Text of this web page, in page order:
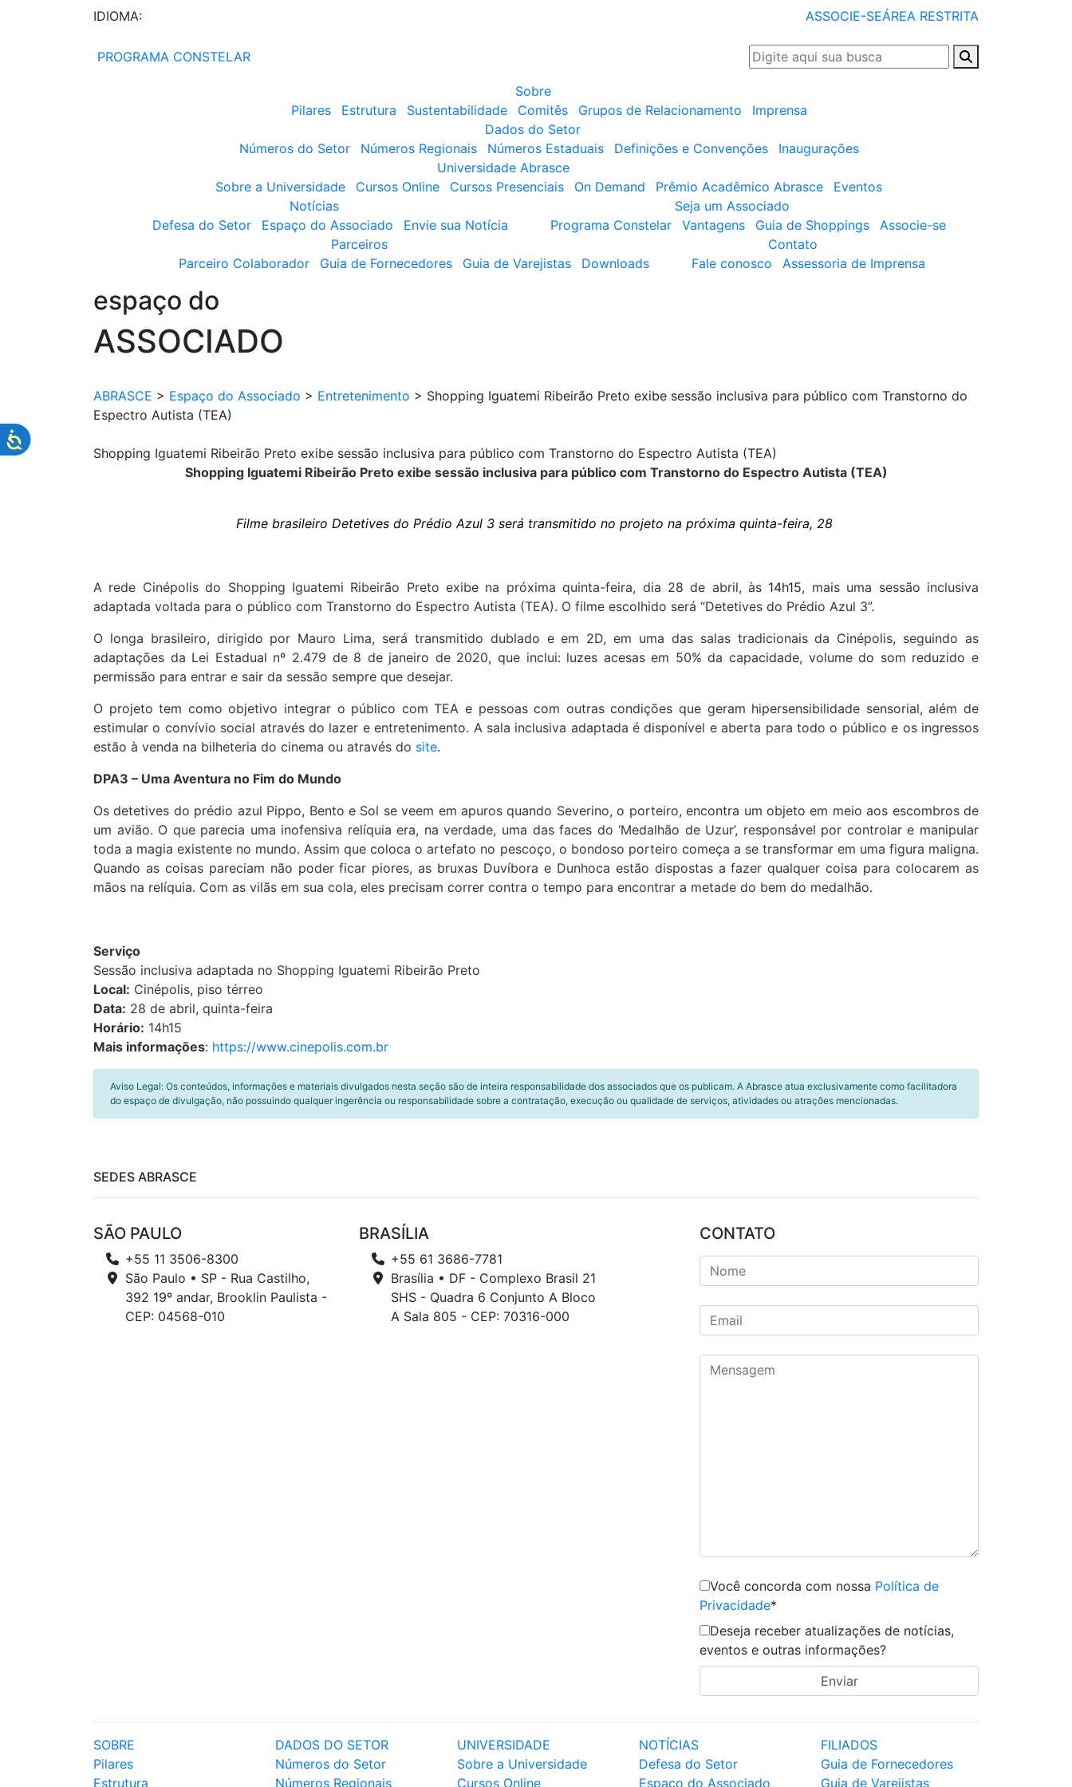
IDIOMA: ASSOCIE-SEÁREA RESTRITA
PROGRAMA CONSTELAR
Sobre
Pilares
Estrutura Sustentabilidade Comitês Grupos de Relacionamento
Imprensa
Dados do Setor
Números do Setor
Números Regionais Números Estaduais Definições e Convenções
Inaugurações
Universidade Abrasce
Sobre a Universidade
Cursos Online Cursos Presenciais On Demand Prêmio Acadêmico Abrasce
Eventos
Notícias
Defesa do Setor
Espaço do Associado Envie sua Notícia
Seja um Associado
Programa Constelar
Vantagens Guia de Shoppings
Associe-se
Parceiros
Parceiro Colaborador
Guia de Fornecedores Guia de Varejistas Downloads
Contato
Fale conosco
Assessoria de Imprensa
espaço do
ASSOCIADO
ABRASCE > Espaço do Associado > Entretenimento > Shopping Iguatemi Ribeirão Preto exibe sessão inclusiva para público com Transtorno do
Espectro Autista (TEA)
Shopping Iguatemi Ribeirão Preto exibe sessão inclusiva para público com Transtorno do Espectro Autista (TEA)
Shopping Iguatemi Ribeirão Preto exibe sessão inclusiva para público com Transtorno do Espectro Autista (TEA)
Filme brasileiro Detetives do Prédio Azul 3 será transmitido no projeto na próxima quinta-feira, 28
A rede Cinépolis do Shopping Iguatemi Ribeirão Preto exibe na próxima quinta-feira, dia 28 de abril, às 14h15, mais uma sessão inclusiva
adaptada voltada para o público com Transtorno do Espectro Autista (TEA). O filme escolhido será “Detetives do Prédio Azul 3”.
O longa brasileiro, dirigido por Mauro Lima, será transmitido dublado e em 2D, em uma das salas tradicionais da Cinépolis, seguindo as
adaptações da Lei Estadual nº 2.479 de 8 de janeiro de 2020, que inclui: luzes acesas em 50% da capacidade, volume do som reduzido e
permissão para entrar e sair da sessão sempre que desejar.
O projeto tem como objetivo integrar o público com TEA e pessoas com outras condições que geram hipersensibilidade sensorial, além de
estimular o convívio social através do lazer e entretenimento. A sala inclusiva adaptada é disponível e aberta para todo o público e os ingressos
estão à venda na bilheteria do cinema ou através do site.
DPA3 – Uma Aventura no Fim do Mundo
Os detetives do prédio azul Pippo, Bento e Sol se veem em apuros quando Severino, o porteiro, encontra um objeto em meio aos escombros de
um avião. O que parecia uma inofensiva relíquia era, na verdade, uma das faces do ‘Medalhão de Uzur’, responsável por controlar e manipular
toda a magia existente no mundo. Assim que coloca o artefato no pescoço, o bondoso porteiro começa a se transformar em uma figura maligna.
Quando as coisas pareciam não poder ficar piores, as bruxas Duvíbora e Dunhoca estão dispostas a fazer qualquer coisa para colocarem as
mãos na relíquia. Com as vilãs em sua cola, eles precisam correr contra o tempo para encontrar a metade do bem do medalhão.
Serviço
Sessão inclusiva adaptada no Shopping Iguatemi Ribeirão Preto
Local: Cinépolis, piso térreo
Data: 28 de abril, quinta-feira
Horário: 14h15
Mais informações: https://www.cinepolis.com.br
Aviso Legal: Os conteúdos, informações e materiais divulgados nesta seção são de inteira responsabilidade dos associados que os publicam. A Abrasce atua exclusivamente como facilitadora
do espaço de divulgação, não possuindo qualquer ingerência ou responsabilidade sobre a contratação, execução ou qualidade de serviços, atividades ou atrações mencionadas.
SEDES ABRASCE
SÃO PAULO
+55 11 3506-8300
São Paulo • SP - Rua Castilho,
392 19º andar, Brooklin Paulista -
CEP: 04568-010
BRASÍLIA
+55 61 3686-7781
Brasília • DF - Complexo Brasil 21
SHS - Quadra 6 Conjunto A Bloco
A Sala 805 - CEP: 70316-000
CONTATO
Você concorda com nossa Política de
Privacidade*
Deseja receber atualizações de notícias,
eventos e outras informações?
SOBRE
Pilares
Estrutura
DADOS DO SETOR
Números do Setor
Números Regionais
UNIVERSIDADE
Sobre a Universidade
Cursos Online
NOTÍCIAS
Defesa do Setor
Espaço do Associado
FILIADOS
Guia de Fornecedores
Guia de Varejistas